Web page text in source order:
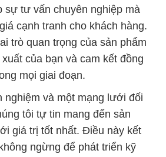
sự tư vấn chuyên nghiệp mà
cạnh tranh cho khách hàng.
trò quan trọng của sản phẩm
của bạn và cam kết đồng
mọi giai đoạn.
nghiệm và một mạng lưới đối
tôi tự tin mang đến sản
giá trị tốt nhất. Điều này kết
ngừng để phát triển kỹ